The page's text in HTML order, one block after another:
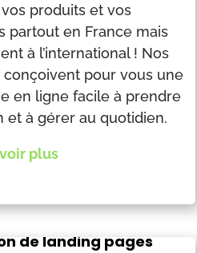
produits et vos
partout en France mais
à l’international ! Nos
conçoivent pour vous une
en ligne facile à prendre
et à gérer au quotidien.
plus
de landing pages